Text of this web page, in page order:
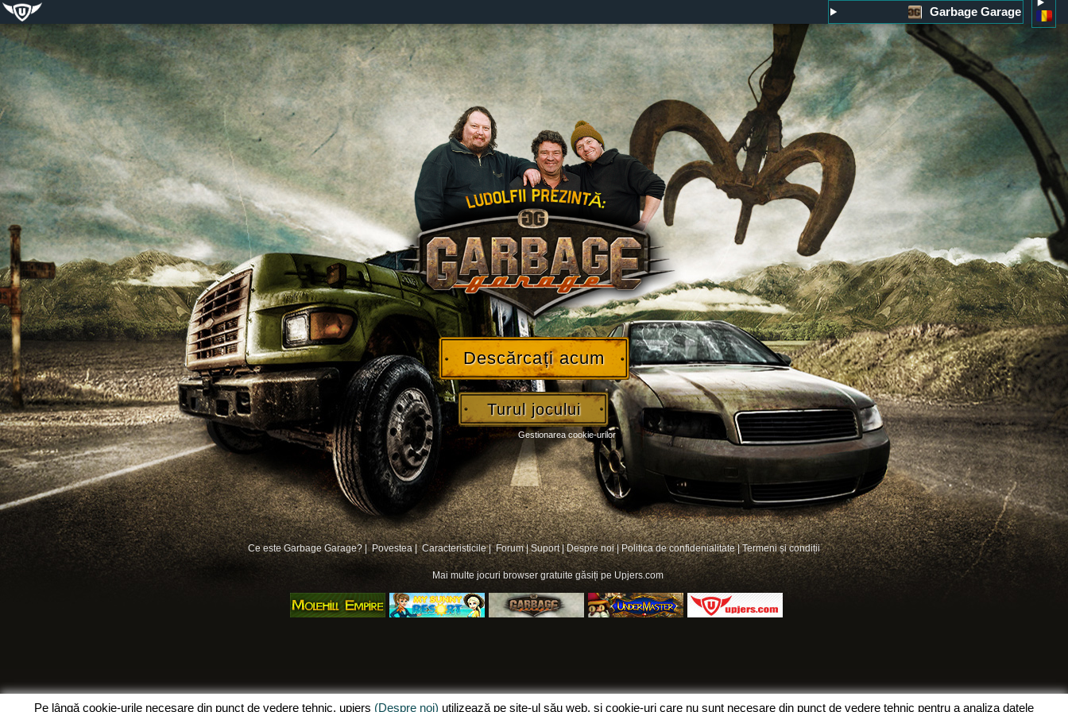
Garbage Garage
Descărcați acum
Turul jocului
Ce este Garbage Garage? | Povestea | Caracteristicile | Forum|Suport|Despre noi|Politica de confidenialitate|Termeni și condiții
Mai multe jocuri browser gratuitegăsiți pe Upjers.com
Gestionarea cookie-urilor
Pe lângă cookie-urile necesare din punct de vedere tehnic, upjers (Despre noi) utilizează pe site-ul său web, și cookie-uri care nu sunt necesare din punct de vedere tehnic pentru a analiza datele